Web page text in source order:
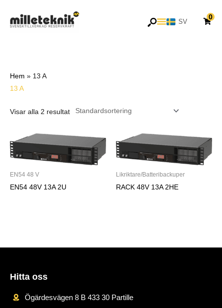
SV
EN
0
Hem » 13 A
13 A
Visar alla 2 resultat
EN54 48 V
EN54 48V 13A 2U
Likriktare/Batteribackuper
RACK 48V 13A 2HE
Hitta oss
Ögärdesvägen 8 B 433 30 Partille